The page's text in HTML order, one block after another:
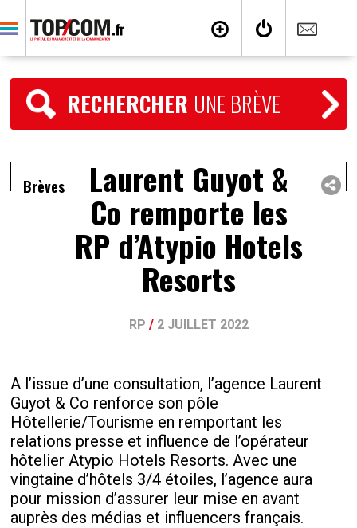
RECHERCHER UNE BRÈVE
Brèves Laurent Guyot &
Co remporte les
RP d’Atypio Hotels
Resorts
RP / 2 JUILLET 2022
A l’issue d’une consultation, l’agence Laurent
Guyot & Co renforce son pôle
Hôtellerie/Tourisme en remportant les
relations presse et influence de l’opérateur
hôtelier Atypio Hotels Resorts. Avec une
vingtaine d’hôtels 3/4 étoiles, l’agence aura
pour mission d’assurer leur mise en avant
auprès des médias et influencers français.